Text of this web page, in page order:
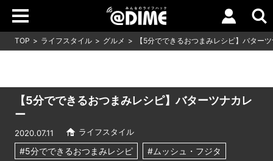
TOP ライフスタイル グルメ 【5分でできるおつまみレシピ】バター
【5分でできるおつまみレシピ】バターツナカレ
ー
2020.07.11 ライフスタイル
#5分でできるおつまみレシピ #ムッシュ・フジタ